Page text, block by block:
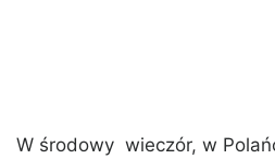
W środowy wieczór, w